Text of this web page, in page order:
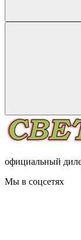
официальный
Мы в соцсетях